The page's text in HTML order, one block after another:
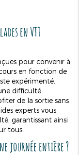
en VTT
pour convenir à
en fonction de
expérimenté.
difficulté
de la sortie sans
experts vous
garantissant ainsi
tous.
journée entière ?